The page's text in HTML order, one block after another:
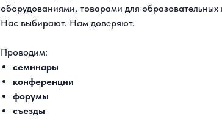
оборудованиями, товарами для
Нас выбирают. Нам доверяют.
Проводим:
семинары
конференции
форумы
съезды